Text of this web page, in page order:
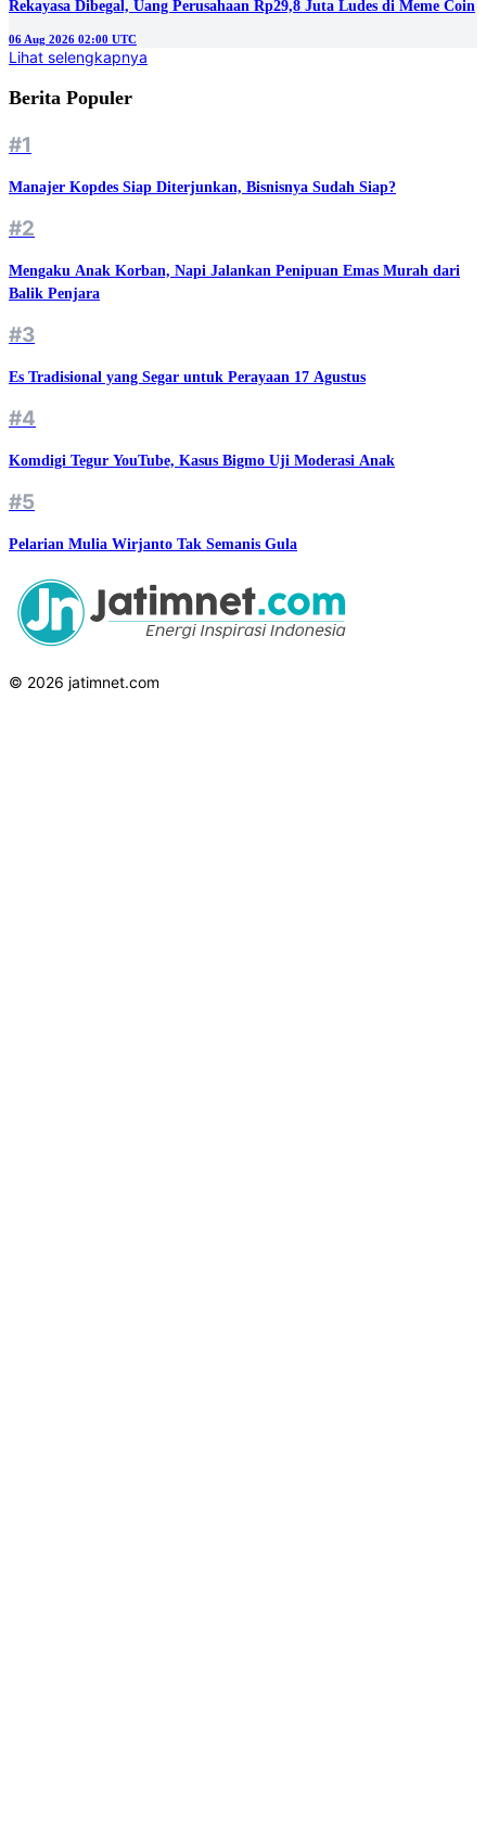
Rekayasa Dibegal, Uang Perusahaan Rp29,8 Juta Ludes di Meme Coin
06 Aug 2026 02:00 UTC
Lihat selengkapnya
Berita Populer
#1
Manajer Kopdes Siap Diterjunkan, Bisnisnya Sudah Siap?
#2
Mengaku Anak Korban, Napi Jalankan Penipuan Emas Murah dari
Balik Penjara
#3
Es Tradisional yang Segar untuk Perayaan 17 Agustus
#4
Komdigi Tegur YouTube, Kasus Bigmo Uji Moderasi Anak
#5
Pelarian Mulia Wirjanto Tak Semanis Gula
© 2026 jatimnet.com